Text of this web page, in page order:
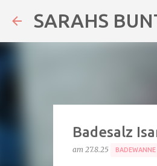
SARAHS
Badesalz
am 27.8.25 BADEWANNE